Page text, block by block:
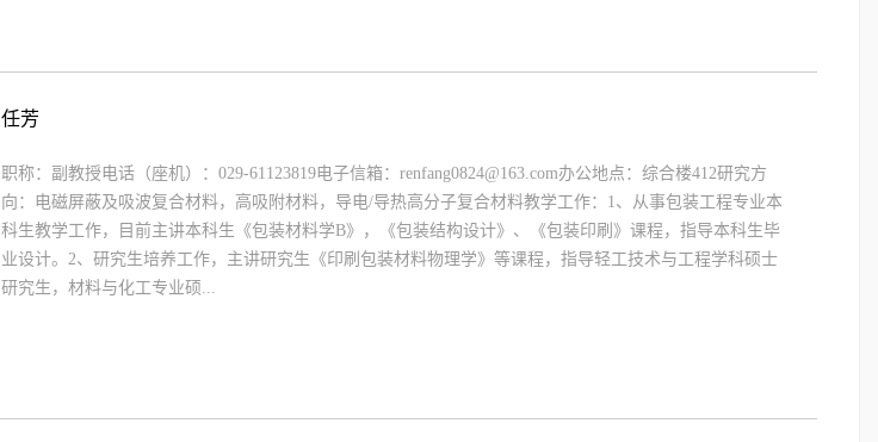
任芳
职称：副教授电话（座机）：029-61123819电子信箱：renfang0824@163.com办公地点：综合楼412研究方
向：电磁屏蔽及吸波复合材料，高吸附材料，导电/导热高分子复合材料教学工作：1、从事包装工程专业本
科生教学工作，目前主讲本科生《包装材料学B》，《包装结构设计》、《包装印刷》课程，指导本科生毕
业设计。2、研究生培养工作，主讲研究生《印刷包装材料物理学》等课程，指导轻工技术与工程学科硕士
研究生，材料与化工专业硕...